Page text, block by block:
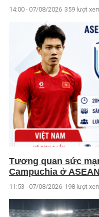
14:00 - 07/08/2026 359 lượt
Tương quan sức
Campuchia ở
11:53 - 07/08/2026 198 lượt